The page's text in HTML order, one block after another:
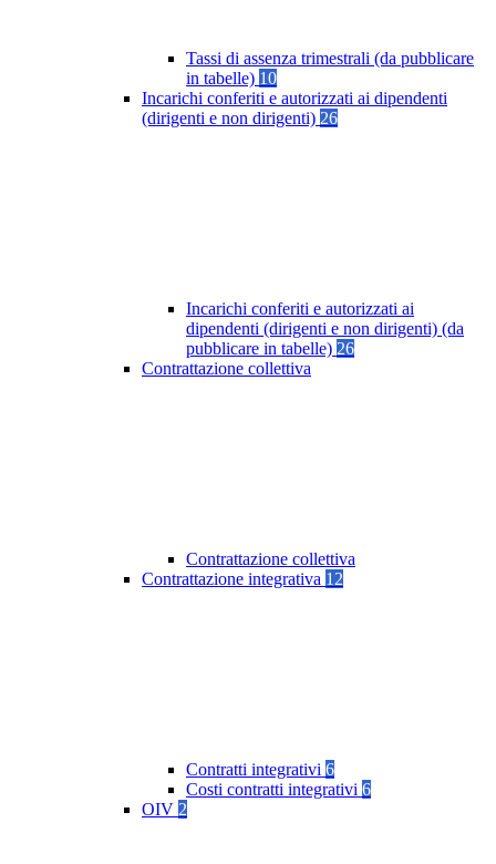
Tassi di assenza trimestrali (da pubblicare
in tabelle) 10
Incarichi conferiti e autorizzati ai dipendenti
(dirigenti e non dirigenti) 26
Incarichi conferiti e autorizzati ai
dipendenti (dirigenti e non dirigenti) (da
pubblicare in tabelle) 26
Contrattazione collettiva
Contrattazione collettiva
Contrattazione integrativa 12
Contratti integrativi 6
Costi contratti integrativi 6
OIV 2